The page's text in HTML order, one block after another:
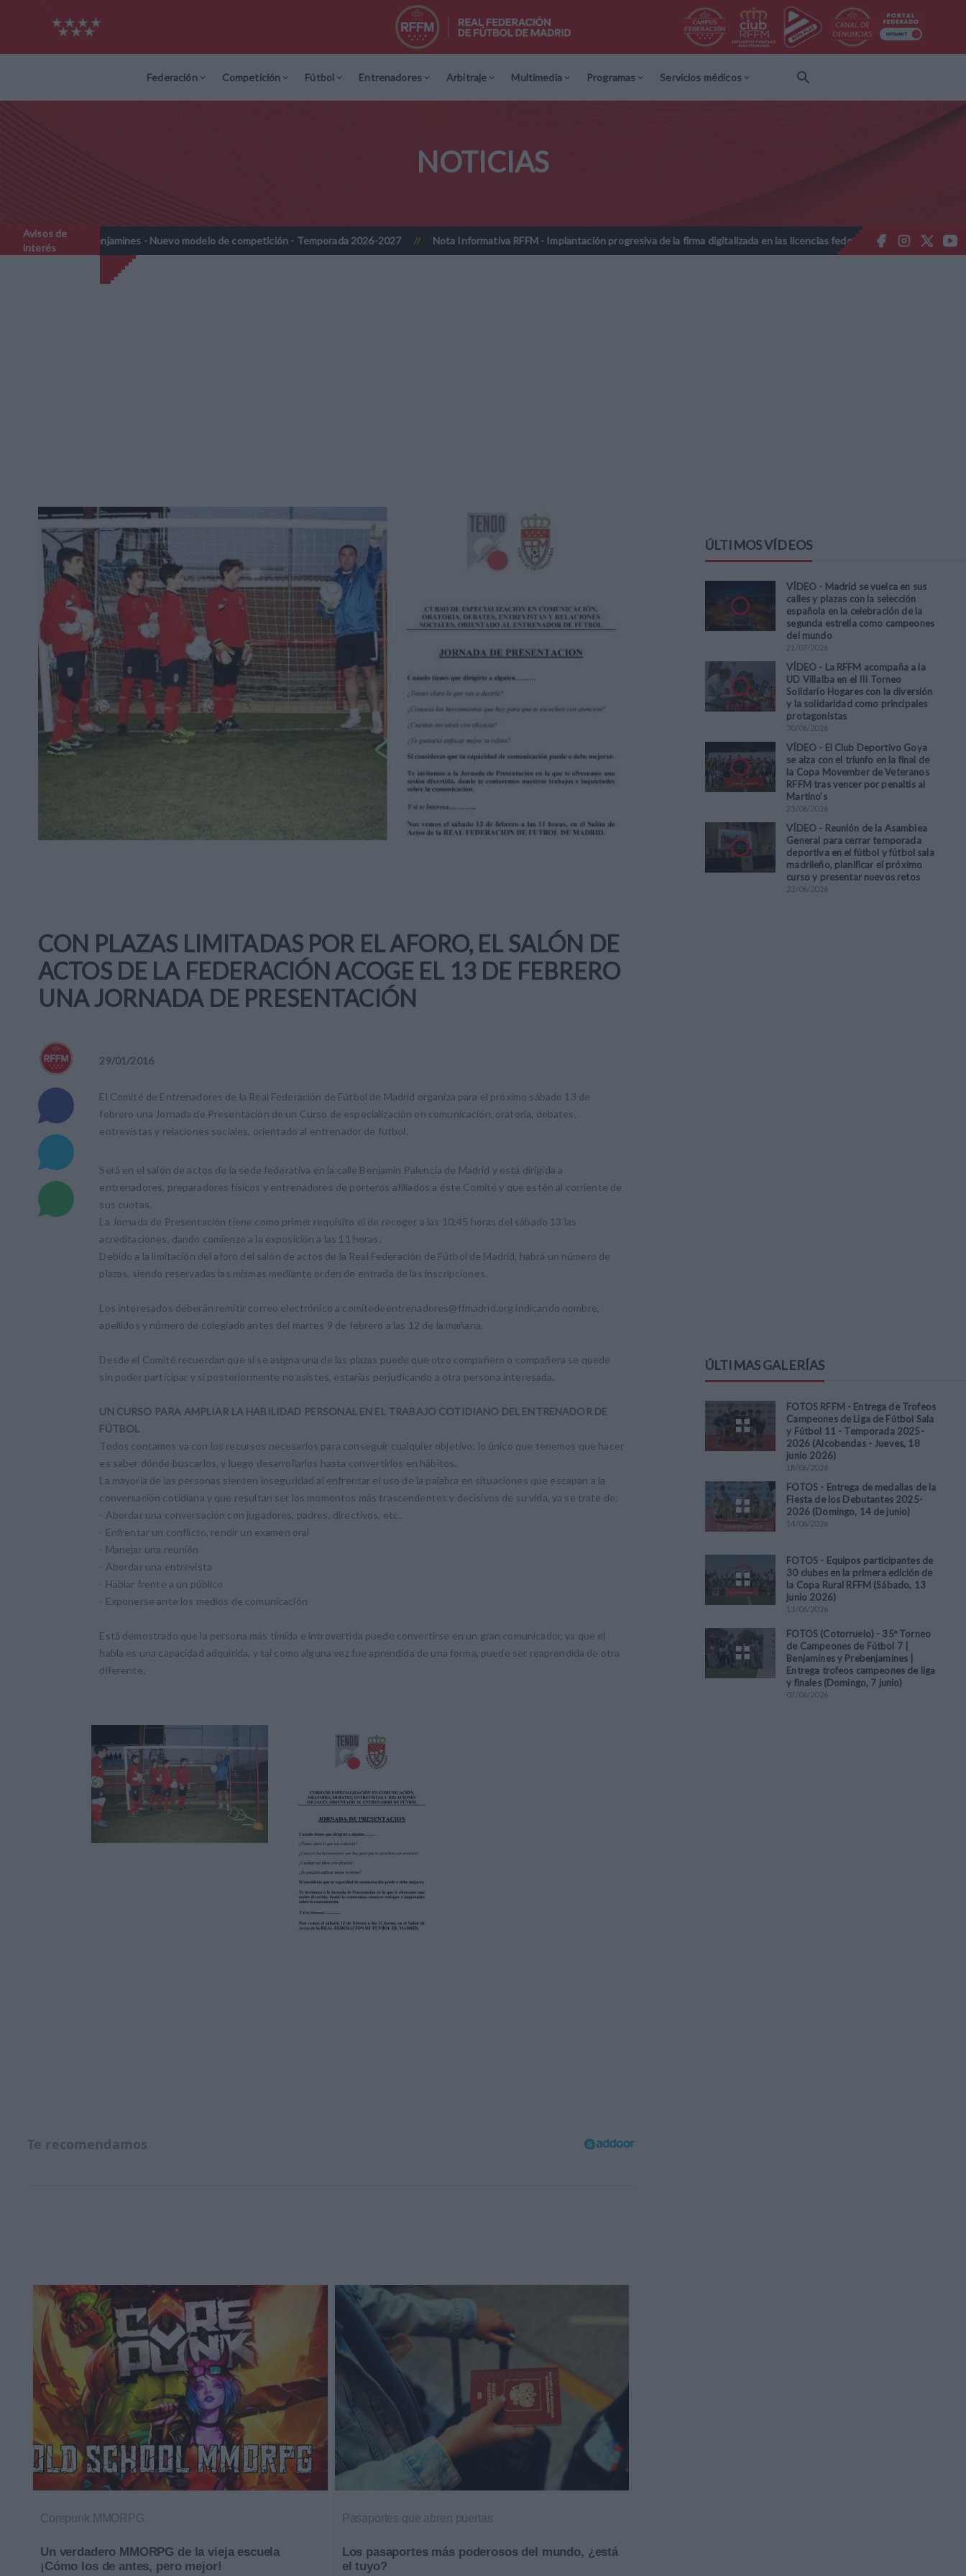
Federación Competición Fútbol Entrenadores Arbitraje Multimedia Programas Servicios médicos
NOTICIAS
Avisos de
interés
- Nuevo modelo de competición - Temporada 2026-2027 // Nota Informativa RFFM - Implantación progresiva de la firma digitalizada en las licencias federativas - Temporada 2026-2027 //
CON PLAZAS LIMITADAS POR EL AFORO, EL SALÓN DE
ACTOS DE LA FEDERACIÓN ACOGE EL 13 DE FEBRERO
UNA JORNADA DE PRESENTACIÓN
29/01/2016
El Comité de Entrenadores de la Real Federación de Fútbol de Madrid organiza para el próximo sábado 13 de
febrero una Jornada de Presentación de un Curso de especialización en comunicación, oratoria, debates,
entrevistas y relaciones sociales, orientado al entrenador de futbol.
Será en el salón de actos de la sede federativa en la calle Benjamín Palencia de Madrid y está dirigida a
entrenadores, preparadores físicos y entrenadores de porteros afiliados a éste Comité y que estén al corriente de
sus cuotas,
La Jornada de Presentación tiene como primer requisito el de recoger a las 10:45 horas del sábado 13 las
acreditaciones, dando comienzo a la exposición a las 11 horas.
Debido a la limitación del aforo del salón de actos de la Real Federación de Fútbol de Madrid, habrá un número de
plazas, siendo reservadas las mismas mediante orden de entrada de las inscripciones.
Los interesados deberán remitir correo electrónico a comitedeentrenadores@ffmadrid.org indicando nombre,
apellidos y número de colegiado antes del martes 9 de febrero a las 12 de la mañana.
Desde el Comité recuerdan que si se asigna una de las plazas puede que otro compañero o compañera se quede
sin poder participar y si posteriormente no asistes, estarías perjudicando a otra persona interesada.
UN CURSO PARA AMPLIAR LA HABILIDAD PERSONAL EN EL TRABAJO COTIDIANO DEL ENTRENADOR DE
FÚTBOL
Todos contamos ya con los recursos necesarios para conseguir cualquier objetivo: lo único que tenemos que hacer
es saber dónde buscarlos, y luego desarrollarlos hasta convertirlos en hábitos.
La mayoría de las personas sienten inseguridad al enfrentar el uso de la palabra en situaciones que escapan a la
conversación cotidiana y que resultan ser los momentos más trascendentes y decisivos de su vida, ya se trate de:
- Abordar una conversación con jugadores, padres, directivos, etc..
- Enfrentar un conflicto, rendir un examen oral
- Manejar una reunión
- Abordar una entrevista
- Hablar frente a un público
- Exponerse ante los medios de comunicación
Está demostrado que la persona más tímida e introvertida puede convertirse en un gran comunicador, ya que el
habla es una capacidad adquirida, y tal como alguna vez fue aprendida de una forma, puede ser reaprendida de otra
diferente.
Corepunk MMORPG
Un verdadero MMORPG de la vieja escuela
¡Cómo los de antes, pero mejor!
Pasaportes que abren puertas
Los pasaportes más poderosos del mundo, ¿está
el tuyo?
ÚLTIMOS VÍDEOS
VÍDEO - Madrid se vuelca en sus
calles y plazas con la selección
española en la celebración de la
segunda estrella como campeones
del mundo
21 /07/2026
VÍDEO - La RFFM acompaña a la
UD Villalba en el III Torneo
Solidario Hogares con la diversión
y la solidaridad como principales
protagonistas
30/06/2026
VÍDEO - El Club Deportivo Goya
se alza con el triunfo en la final de
la Copa Movember de Veteranos
RFFM tras vencer por penaltis al
Martino's
25/06/2026
VÍDEO - Reunión de la Asamblea
General para cerrar temporada
deportiva en el fútbol y fútbol sala
madrileño, planificar el próximo
curso y presentar nuevos retos
23/06/2026
ÚLTIMAS GALERÍAS
FOTOS RFFM - Entrega de Trofeos
Campeones de Liga de Fútbol Sala
y Fútbol 11 - Temporada 2025-
2026 (Alcobendas - Jueves, 18
junio 2026)
18/06/2026
FOTOS - Entrega de medallas de la
Fiesta de los Debutantes 2025-
2026 (Domingo, 14 de junio)
14/06/2026
FOTOS - Equipos participantes de
30 clubes en la primera edición de
la Copa Rural RFFM (Sábado, 13
junio 2026)
13/06/2026
FOTOS (Cotorruelo) - 35º Torneo
de Campeones de Fútbol 7 |
Benjamines y Prebenjamines |
Entrega trofeos campeones de liga
y finales (Domingo, 7 junio)
07/06/2026